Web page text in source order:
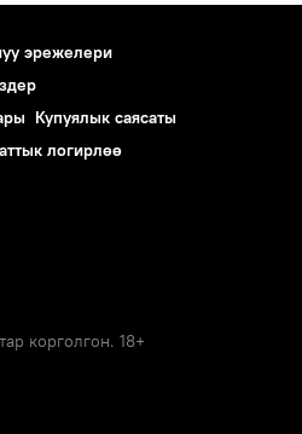
эрежелери
Купуялык саясаты
логирлөө
корголгон. 18+